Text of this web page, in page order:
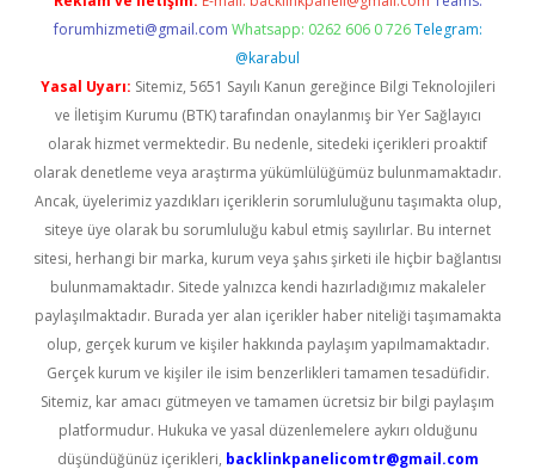
forumhizmeti@gmail.com Whatsapp: 0262 606 0 726 Telegram:
@karabul
Yasal Uyarı: Sitemiz, 5651 Sayılı Kanun gereğince Bilgi Teknolojileri
ve İletişim Kurumu (BTK) tarafından onaylanmış bir Yer Sağlayıcı
olarak hizmet vermektedir. Bu nedenle, sitedeki içerikleri proaktif
olarak denetleme veya araştırma yükümlülüğümüz bulunmamaktadır.
Ancak, üyelerimiz yazdıkları içeriklerin sorumluluğunu taşımakta olup,
siteye üye olarak bu sorumluluğu kabul etmiş sayılırlar. Bu internet
sitesi, herhangi bir marka, kurum veya şahıs şirketi ile hiçbir bağlantısı
bulunmamaktadır. Sitede yalnızca kendi hazırladığımız makaleler
paylaşılmaktadır. Burada yer alan içerikler haber niteliği taşımamakta
olup, gerçek kurum ve kişiler hakkında paylaşım yapılmamaktadır.
Gerçek kurum ve kişiler ile isim benzerlikleri tamamen tesadüfidir.
Sitemiz, kar amacı gütmeyen ve tamamen ücretsiz bir bilgi paylaşım
platformudur. Hukuka ve yasal düzenlemelere aykırı olduğunu
düşündüğünüz içerikleri, backlinkpanelicomtr@gmail.com